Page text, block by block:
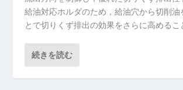
給油対応ホルダのため，給油穴から切削油
とで切りくず排出の効果をさらに高めるこ
続きを読む